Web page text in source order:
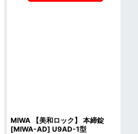
MIWA 【美和ロック】 本締錠
[MIWA-AD] U9AD-1型